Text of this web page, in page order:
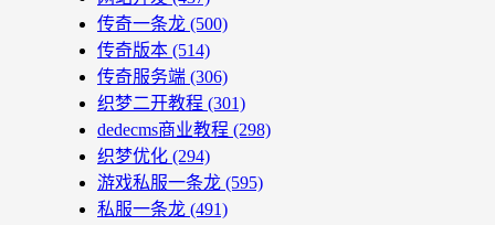
传奇一条龙 (500)
传奇版本 (514)
传奇服务端 (306)
织梦二开教程 (301)
dedecms商业教程 (298)
织梦优化 (294)
游戏私服一条龙 (595)
私服一条龙 (491)